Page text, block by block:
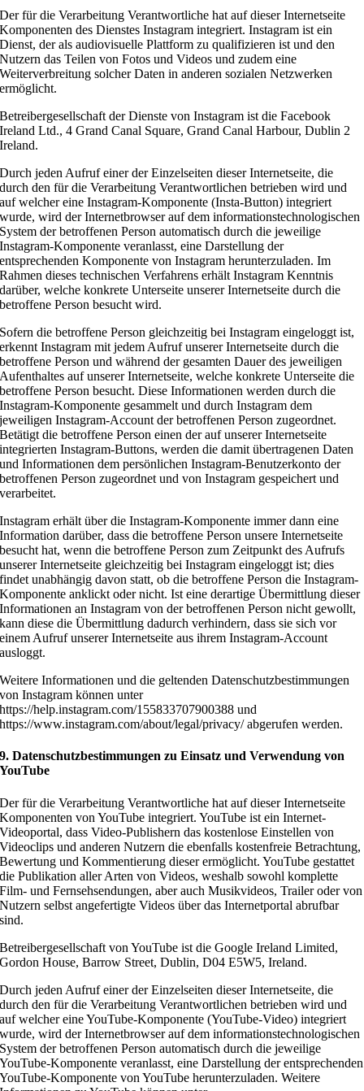
Der für die Verarbeitung Verantwortliche hat auf dieser Internetseite
Komponenten des Dienstes Instagram integriert. Instagram ist ein
Dienst, der als audiovisuelle Plattform zu qualifizieren ist und den
Nutzern das Teilen von Fotos und Videos und zudem eine
Weiterverbreitung solcher Daten in anderen sozialen Netzwerken
ermöglicht.
Betreibergesellschaft der Dienste von Instagram ist die Facebook
Ireland Ltd., 4 Grand Canal Square, Grand Canal Harbour, Dublin 2
Ireland.
Durch jeden Aufruf einer der Einzelseiten dieser Internetseite, die
durch den für die Verarbeitung Verantwortlichen betrieben wird und
auf welcher eine Instagram-Komponente (Insta-Button) integriert
wurde, wird der Internetbrowser auf dem informationstechnologischen
System der betroffenen Person automatisch durch die jeweilige
Instagram-Komponente veranlasst, eine Darstellung der
entsprechenden Komponente von Instagram herunterzuladen. Im
Rahmen dieses technischen Verfahrens erhält Instagram Kenntnis
darüber, welche konkrete Unterseite unserer Internetseite durch die
betroffene Person besucht wird.
Sofern die betroffene Person gleichzeitig bei Instagram eingeloggt ist,
erkennt Instagram mit jedem Aufruf unserer Internetseite durch die
betroffene Person und während der gesamten Dauer des jeweiligen
Aufenthaltes auf unserer Internetseite, welche konkrete Unterseite die
betroffene Person besucht. Diese Informationen werden durch die
Instagram-Komponente gesammelt und durch Instagram dem
jeweiligen Instagram-Account der betroffenen Person zugeordnet.
Betätigt die betroffene Person einen der auf unserer Internetseite
integrierten Instagram-Buttons, werden die damit übertragenen Daten
und Informationen dem persönlichen Instagram-Benutzerkonto der
betroffenen Person zugeordnet und von Instagram gespeichert und
verarbeitet.
Instagram erhält über die Instagram-Komponente immer dann eine
Information darüber, dass die betroffene Person unsere Internetseite
besucht hat, wenn die betroffene Person zum Zeitpunkt des Aufrufs
unserer Internetseite gleichzeitig bei Instagram eingeloggt ist; dies
findet unabhängig davon statt, ob die betroffene Person die Instagram-
Komponente anklickt oder nicht. Ist eine derartige Übermittlung dieser
Informationen an Instagram von der betroffenen Person nicht gewollt,
kann diese die Übermittlung dadurch verhindern, dass sie sich vor
einem Aufruf unserer Internetseite aus ihrem Instagram-Account
ausloggt.
Weitere Informationen und die geltenden Datenschutzbestimmungen
von Instagram können unter
https://help.instagram.com/155833707900388 und
https://www.instagram.com/about/legal/privacy/ abgerufen werden.
9. Datenschutzbestimmungen zu Einsatz und Verwendung von
YouTube
Der für die Verarbeitung Verantwortliche hat auf dieser Internetseite
Komponenten von YouTube integriert. YouTube ist ein Internet-
Videoportal, dass Video-Publishern das kostenlose Einstellen von
Videoclips und anderen Nutzern die ebenfalls kostenfreie Betrachtung,
Bewertung und Kommentierung dieser ermöglicht. YouTube gestattet
die Publikation aller Arten von Videos, weshalb sowohl komplette
Film- und Fernsehsendungen, aber auch Musikvideos, Trailer oder von
Nutzern selbst angefertigte Videos über das Internetportal abrufbar
sind.
Betreibergesellschaft von YouTube ist die Google Ireland Limited,
Gordon House, Barrow Street, Dublin, D04 E5W5, Ireland.
Durch jeden Aufruf einer der Einzelseiten dieser Internetseite, die
durch den für die Verarbeitung Verantwortlichen betrieben wird und
auf welcher eine YouTube-Komponente (YouTube-Video) integriert
wurde, wird der Internetbrowser auf dem informationstechnologischen
System der betroffenen Person automatisch durch die jeweilige
YouTube-Komponente veranlasst, eine Darstellung der entsprechenden
YouTube-Komponente von YouTube herunterzuladen. Weitere